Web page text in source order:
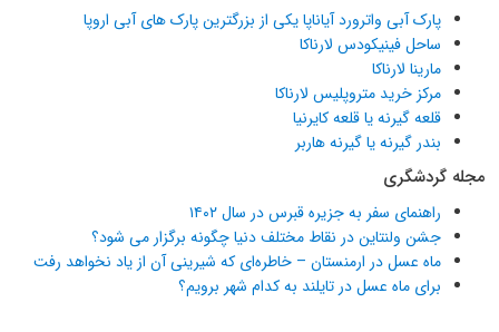
پارک آبی واترورد آیاناپا یکی از بزرگترین پارک های آبی اروپا
ساحل فینیکودس لارناکا
مارینا لارناکا
مرکز خرید متروپلیس لارناکا
قلعه گیرنه یا قلعه کایرنیا
بندر گیرنه یا گیرنه هاربر
مجله گردشگری
راهنمای سفر به جزیره قبرس در سال ۱۴۰۲
جشن ولنتاین در نقاط مختلف دنیا چگونه برگزار می شود؟
ماه عسل در ارمنستان – خاطره‌ای که شیرینی آن از یاد نخواهد رفت
برای ماه عسل در تایلند به کدام شهر برویم؟